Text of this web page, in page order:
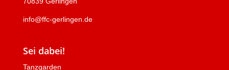
info@ffc-gerlingen.de
Sei dabei!
Tanzgarden